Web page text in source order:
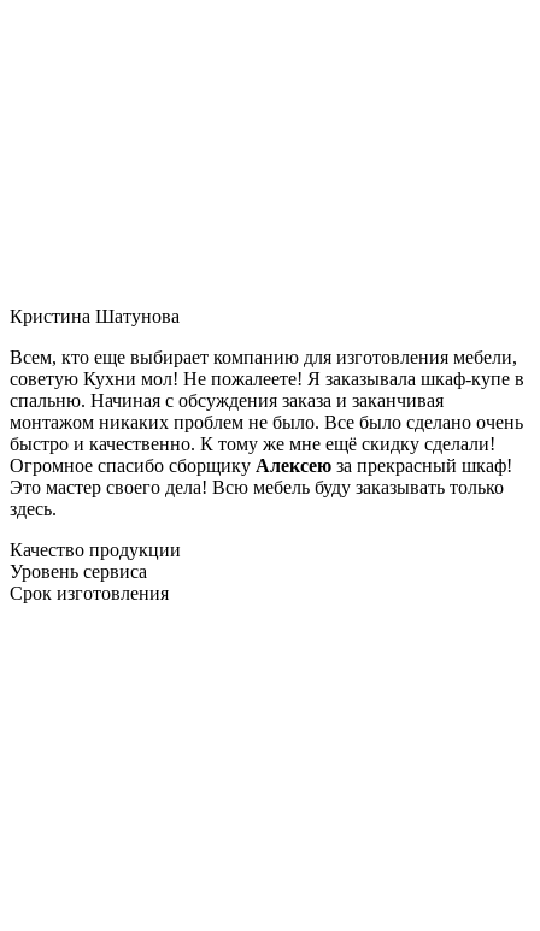
Кристина Шатунова
Всем, кто еще выбирает компанию для изготовления мебели,
советую Кухни мол! Не пожалеете! Я заказывала шкаф-купе в
спальню. Начиная с обсуждения заказа и заканчивая
монтажом никаких проблем не было. Все было сделано очень
быстро и качественно. К тому же мне ещё скидку сделали!
Огромное спасибо сборщику Алексею за прекрасный шкаф!
Это мастер своего дела! Всю мебель буду заказывать только
здесь.
Качество продукции
Уровень сервиса
Срок изготовления